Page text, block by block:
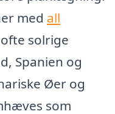
med all
solrige
Spanien og
Øer og
som